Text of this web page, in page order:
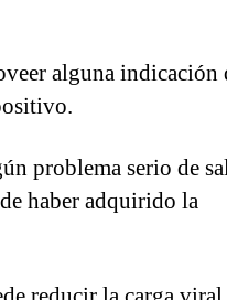
alguna indicación
problema serio de
haber adquirido la